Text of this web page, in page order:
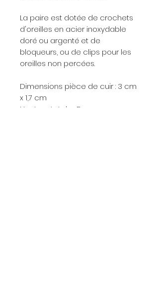
La paire est dotée de crochets
d'oreilles en acier inoxydable
doré ou argenté et de
bloqueurs, ou de clips pour les
oreilles non percées.
Dimensions pièce de cuir : 3 cm
x 1,7 cm
Hauteur totale : 5 cm